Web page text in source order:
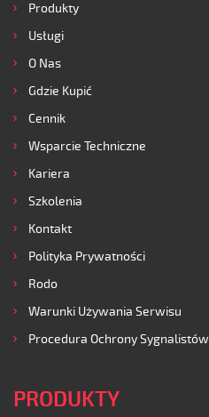
Produkty
Usługi
O Nas
Gdzie Kupić
Cennik
Wsparcie Techniczne
Kariera
Szkolenia
Kontakt
Polityka Prywatności
Rodo
Warunki Używania Serwisu
Procedura Ochrony Sygnalistów
PRODUKTY